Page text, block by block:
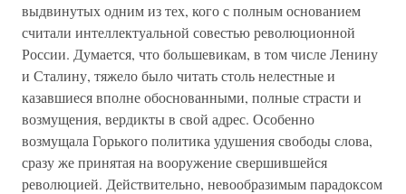
выдвинутых одним из тех, кого с полным основанием
считали интеллектуальной совестью революционной
России. Думается, что большевикам, в том числе Ленину
и Сталину, тяжело было читать столь нелестные и
казавшиеся вполне обоснованными, полные страсти и
возмущения, вердикты в свой адрес. Особенно
возмущала Горького политика удушения свободы слова,
сразу же принятая на вооружение свершившейся
революцией. Действительно, невообразимым парадоксом